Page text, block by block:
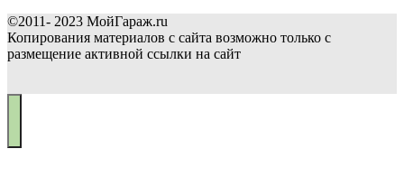
©2011- 2023 МойГараж.ru
Копирования материалов с сайта возможно только с
размещение активной ссылки на сайт